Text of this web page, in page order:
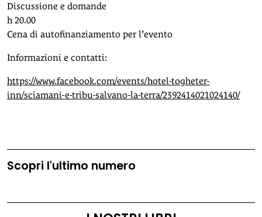
Discussione e domande
h 20.00
Cena di autofinanziamento per l’evento
Informazioni e contatti:
https://www.facebook.com/events/hotel-togheter-
inn/sciamani-e-tribu-salvano-la-terra/2392414021024140/
Scopri l'ultimo numero